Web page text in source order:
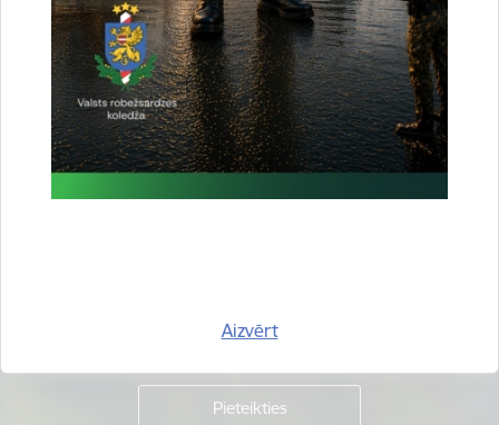
Aizvērt
Vai šī informācija bija noderīga?
Sniegt atsauksmi